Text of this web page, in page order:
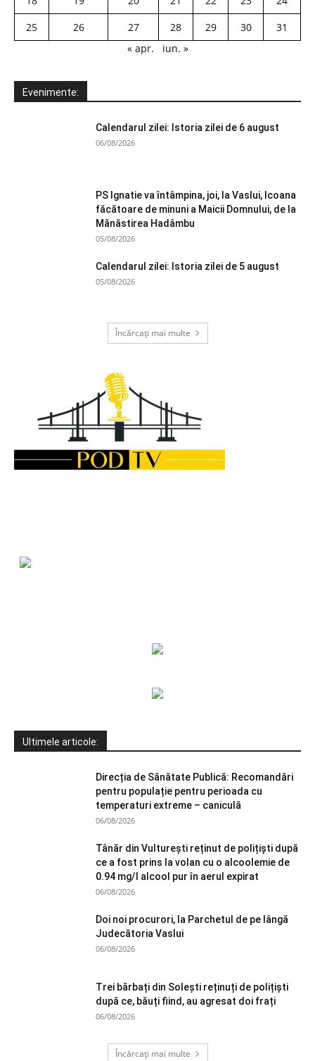
25
26 27 28 29 30
31
« apr.
iun. »
Evenimente:
Calendarul zilei: Istoria zilei de 6 august
06/08/2026
PS Ignatie va întâmpina, joi, la Vaslui, Icoana
făcătoare de minuni a Maicii Domnului, de la
Mănăstirea Hadâmbu
05/08/2026
Calendarul zilei: Istoria zilei de 5 august
05/08/2026
Încărcați mai multe
Ultimele articole:
Direcția de Sănătate Publică: Recomandări
pentru populație pentru perioada cu
temperaturi extreme – caniculă
06/08/2026
Tânăr din Vulturești reținut de polițiști după
ce a fost prins la volan cu o alcoolemie de
0.94 mg/l alcool pur în aerul expirat
06/08/2026
Doi noi procurori, la Parchetul de pe lângă
Judecătoria Vaslui
06/08/2026
Trei bărbați din Solești reținuți de polițiști
după ce, băuți fiind, au agresat doi frați
06/08/2026
Încărcați mai multe